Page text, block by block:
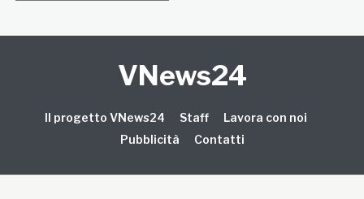
VNews24
Il progetto VNews24 Staff
Lavora con noi
Pubblicità
Contatti